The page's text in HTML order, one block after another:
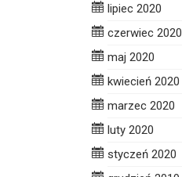
lipiec 2020
czerwiec 2020
maj 2020
kwiecień 2020
marzec 2020
luty 2020
styczeń 2020